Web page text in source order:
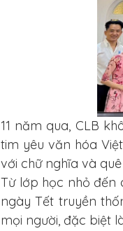
11 năm qua, CLB
tim yêu văn hóa
với chữ nghĩa và
Từ lớp học nhỏ đến
ngày Tết truyền
mọi người, đặc biệt